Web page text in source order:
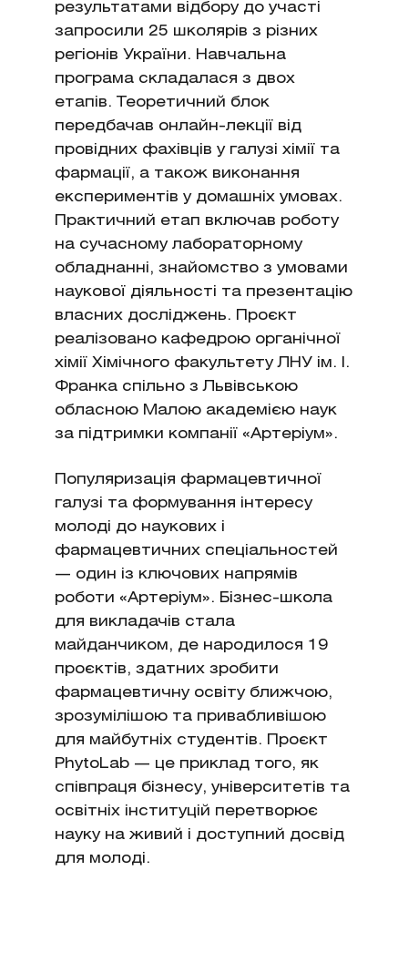
результатами відбору до участі
запросили 25 школярів з різних
регіонів України. Навчальна
програма складалася з двох
етапів. Теоретичний блок
передбачав онлайн-лекції від
провідних фахівців у галузі хімії та
фармації, а також виконання
експериментів у домашніх умовах.
Практичний етап включав роботу
на сучасному лабораторному
обладнанні, знайомство з умовами
наукової діяльності та презентацію
власних досліджень. Проєкт
реалізовано кафедрою органічної
хімії Хімічного факультету ЛНУ ім. І.
Франка спільно з Львівською
обласною Малою академією наук
за підтримки компанії «Артеріум».
Популяризація фармацевтичної
галузі та формування інтересу
молоді до наукових і
фармацевтичних спеціальностей
— один із ключових напрямів
роботи «Артеріум». Бізнес-школа
для викладачів стала
майданчиком, де народилося 19
проєктів, здатних зробити
фармацевтичну освіту ближчою,
зрозумілішою та привабливішою
для майбутніх студентів. Проєкт
PhytoLab — це приклад того, як
співпраця бізнесу, університетів та
освітніх інституцій перетворює
науку на живий і доступний досвід
для молоді.